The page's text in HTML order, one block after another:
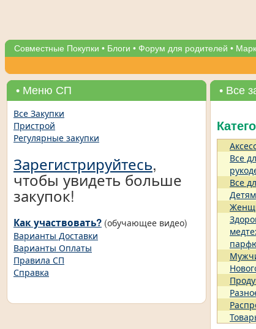
Совместные Покупки • Блоги • Форум для родителей •
• Меню СП
Все Закупки
Пристрой
Регулярные закупки
Зарегистрируйтесь,
чтобы увидеть больше
закупок!
Как участвовать? (обучающее видео)
Варианты Доставки
Варианты Оплаты
Правила СП
Справка
• Все
Все
Все
Детям